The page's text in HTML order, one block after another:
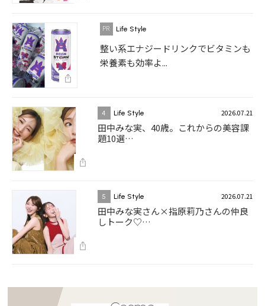
Life Style
整い系エナジードリンクでビタミンも
栄養素も効率よ...
4 Life Style 2026.07.21
田中みな実、40歳。これからの美容課
題10選…
5 Life Style 2026.07.21
田中みな実さん×指原莉乃さんの仲良
しトーク♡…